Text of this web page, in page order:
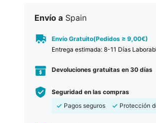
Envío a Spain
Envío Gratuito(Pedidos ≥ 9,00€)
Entrega estimada: 8-11 Días
Devoluciones gratuitas en 30 días
Seguridad en las compras
Pagos seguros
Protección